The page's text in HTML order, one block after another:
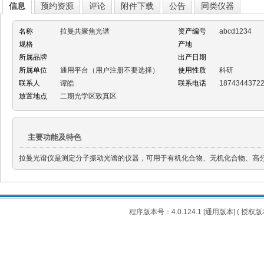
信息 预约资源 评论 附件下载 公告 同类仪器
名称 拉曼共聚焦光谱 资产编号
abcd1234
规格
产地
所属品牌
出产日期
所属单位
通用平台（用户注册不要选择） 使用性质
科研
联系人
谭皓 联系电话
18743443722
放置地点
二期光学区致真区
主要功能及特色
拉曼光谱仪是测定分子振动光谱的仪器，可用于有机化合物、无机化合物、
程序版本号：4.0.124.1 [通用版本] ( 授权